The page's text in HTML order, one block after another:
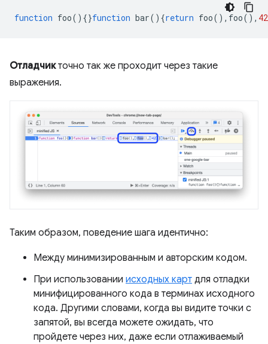
function foo(){}function bar(){return foo(), foo(), 42
Отладчикточно так же проходит через такие
выражения.
Таким образом, поведение шага идентично:
Между минимизированным и авторским кодом.
При использовании исходных карт для отладки
минифицированного кода в терминах исходного
кода. Другими словами, когда вы видите точки с
запятой, вы всегда можете ожидать, что
пройдете через них, даже если отлаживаемый